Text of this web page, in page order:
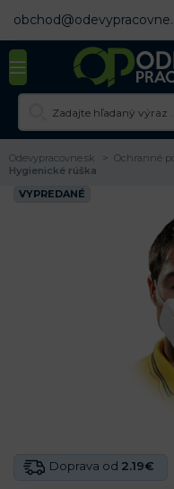
Odevypracovne.sk Ochranné
Hygienické rúška
VYPREDANÉ
Doprava od 2.19€